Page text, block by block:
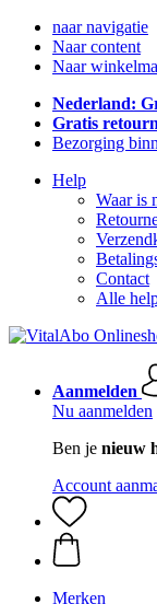
naar navigatie
Naar content
Naar
Nederland:
Gratis
Bezorging
Help
Waar is
Contact
Alle
Aanmelden
Nu aanmelden
Ben je nieuw
Account
Merken